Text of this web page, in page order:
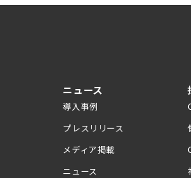
ニュース
導入事例
プレスリリース
メディア掲載
ニュース